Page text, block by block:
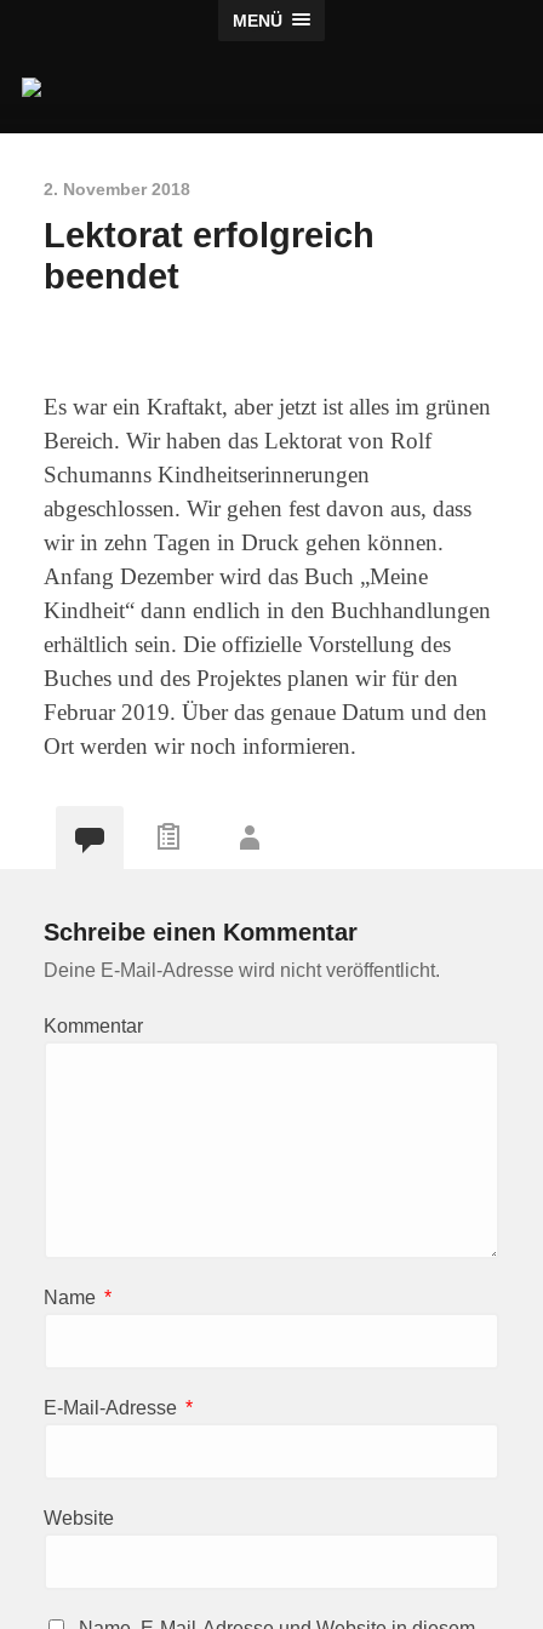
MENÜ
2. November 2018
Lektorat erfolgreich
beendet
Es war ein Kraftakt, aber jetzt ist alles im grünen
Bereich. Wir haben das Lektorat von Rolf
Schumanns Kindheitserinnerungen
abgeschlossen. Wir gehen fest davon aus, dass
wir in zehn Tagen in Druck gehen können.
Anfang Dezember wird das Buch „Meine
Kindheit“ dann endlich in den Buchhandlungen
erhältlich sein. Die offizielle Vorstellung des
Buches und des Projektes planen wir für den
Februar 2019. Über das genaue Datum und den
Ort werden wir noch informieren.
Schreibe einen Kommentar
Deine E-Mail-Adresse wird nicht veröffentlicht.
Kommentar
Name *
E-Mail-Adresse *
Website